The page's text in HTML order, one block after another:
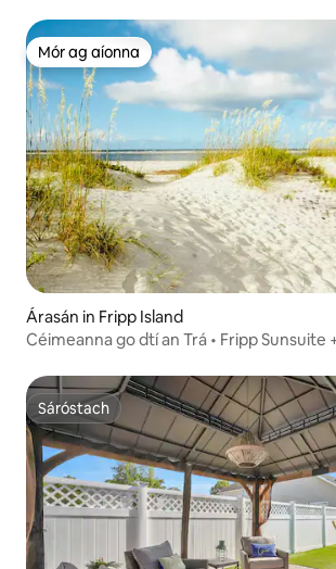
Mór ag aíonna
Mór ag aíonna
Árasán in Fripp Island
Céimeanna go dtí an Trá • Fripp Sunsuite
Sáróstach
Sáróstach